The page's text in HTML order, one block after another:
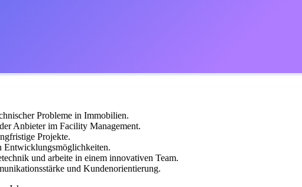
Probleme in Immobilien.
Anbieter im Facility Management.
Projekte.
Entwicklungsmöglichkeiten.
und arbeite in einem innovativen Team.
und Kundenorientierung.